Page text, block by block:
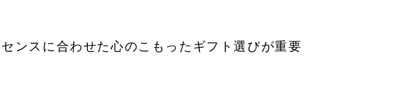
ンスに合わせた心のこもったギフト選びが重要